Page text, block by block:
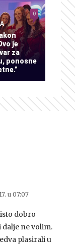
je
za
ponosne
0
u 07:07
dobro
dalje ne volim.
plasirali u